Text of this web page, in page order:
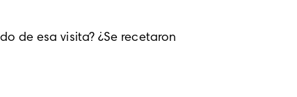
de esa visita? ¿Se recetaron